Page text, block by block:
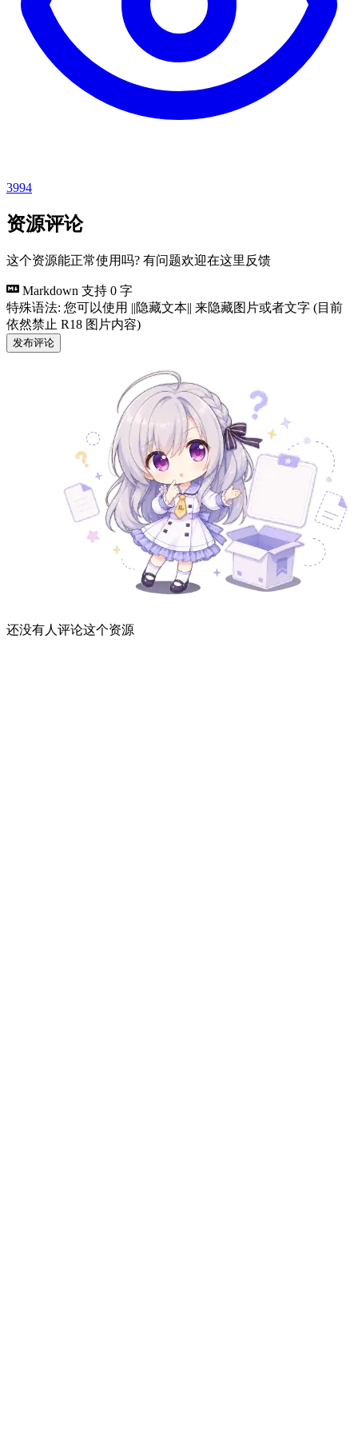
3994
资源评论
这个资源能正常使用吗? 有问题欢迎在这里反馈
Markdown 支持 0 字
特殊语法: 您可以使用 ||隐藏文本|| 来隐藏图片或者文字 (目前
依然禁止 R18 图片内容)
发布评论
还没有人评论这个资源